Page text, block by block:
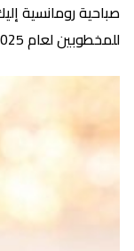
للمخطوبين لعام 2025: